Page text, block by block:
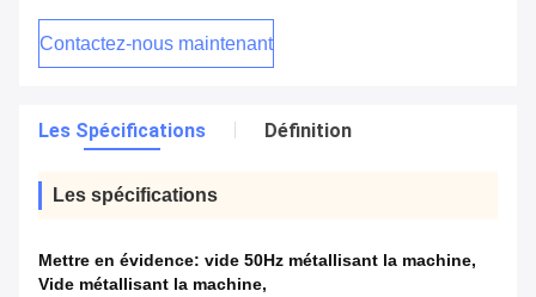
Contactez-nous maintenant
Les Spécifications Définition
Les spécifications
Mettre en évidence: vide 50Hz métallisant la machine,
Vide métallisant la machine,